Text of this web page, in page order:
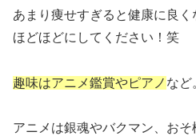
あまり痩せすぎると健康に良く
ほどほどにしてください！笑
趣味はアニメ鑑賞やピアノ など
アニメは銀魂やバクマン、お